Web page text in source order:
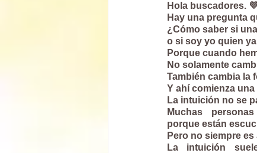
Crónicas del comité de la
Hola buscadores.
Hay una pregunta
¿Cómo saber si
o si soy yo quien
Porque cuando
No solamente
También cambia la
Y ahí comienza
La intuición no se
Muchas
porque están
Pero no siempre es
La intuición